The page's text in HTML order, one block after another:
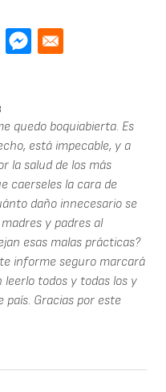
quedo boquiabierta. Es
está impecable, y a
la salud de los más
caerseles la cara de
daño innecesario se
y padres al
esas malas prácticas?
informe seguro marcará
leerlo todos y todas los y
país. Gracias por este